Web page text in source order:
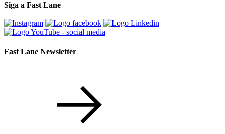
Siga a Fast Lane
Fast Lane Newsletter